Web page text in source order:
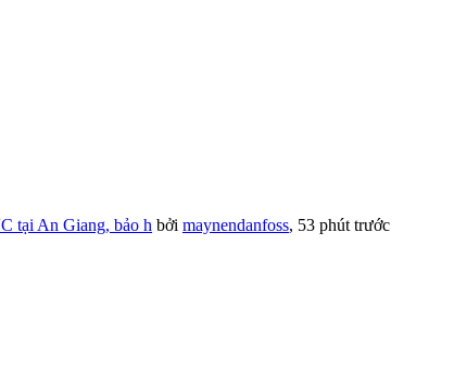
tại An Giang, bảo h bởi maynendanfoss, 53 phút trước